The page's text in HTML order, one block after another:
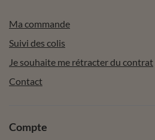
Ma commande
Suivi des colis
Je souhaite me rétracter du contrat
Contact
Compte